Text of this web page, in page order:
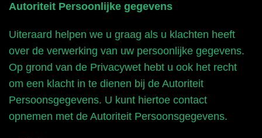
Autoriteit Persoonlijke gegevens
Uiteraard helpen we u graag als u klachten heeft
over de verwerking van uw persoonlijke gegevens.
Op grond van de Privacywet hebt u ook het recht
om een klacht in te dienen bij de Autoriteit
Persoonsgegevens. U kunt hiertoe contact
opnemen met de Autoriteit Persoonsgegevens.